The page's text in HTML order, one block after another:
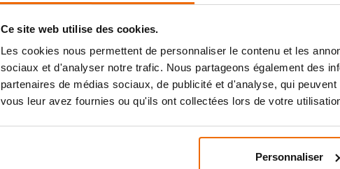
Ce site web utilise des cookies.
Les cookies nous permettent de personnaliser le contenu et les
sociaux et d'analyser notre trafic. Nous partageons également des
partenaires de médias sociaux, de publicité et d'analyse, qui
vous leur avez fournies ou qu'ils ont collectées lors de votre
Personnaliser